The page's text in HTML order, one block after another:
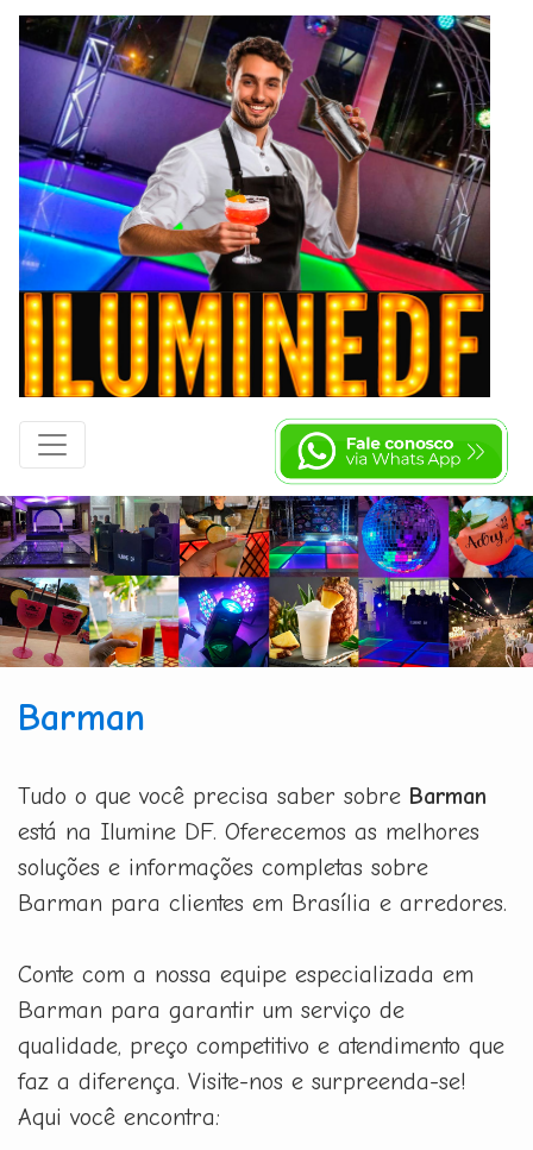
Barman
Tudo o que você precisa saber sobre Barman
está na Ilumine DF. Oferecemos as melhores
soluções e informações completas sobre
Barman para clientes em Brasília e arredores.
Conte com a nossa equipe especializada em
Barman para garantir um serviço de
qualidade, preço competitivo e atendimento que
faz a diferença. Visite-nos e surpreenda-se!
Aqui você encontra: